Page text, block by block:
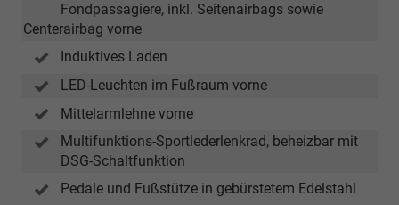
Fondpassagiere, inkl. Seitenairbags sowie
Centerairbag vorne
Induktives Laden
LED-Leuchten im Fußraum vorne
Mittelarmlehne vorne
Multifunktions-Sportlederlenkrad, beheizbar mit
DSG-Schaltfunktion
Pedale und Fußstütze in gebürstetem Edelstahl